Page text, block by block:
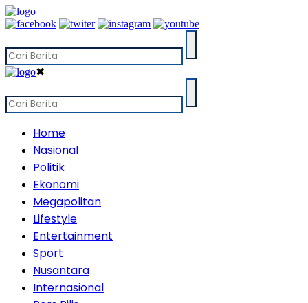
✖
Home
Nasional
Politik
Ekonomi
Megapolitan
Lifestyle
Entertainment
Sport
Nusantara
Internasional